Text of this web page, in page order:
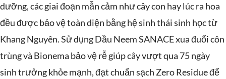
dưỡng, các giai đoạn mẫn cảm như cây con hay lúc ra hoa
đều được bảo vệ toàn diện bằng hệ sinh thái sinh học từ
Khang Nguyên. Sử dụng Dầu Neem SANACE xua đuổi côn
trùng và Bionema bảo vệ rễ giúp cây vượt qua 75 ngày
sinh trưởng khỏe mạnh, đạt chuẩn sạch Zero Residue để